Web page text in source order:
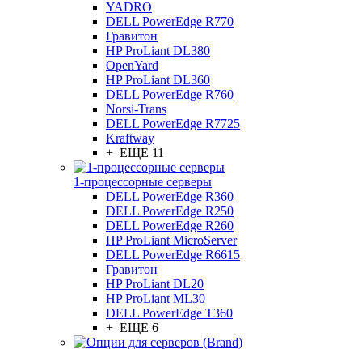
YADRO
DELL PowerEdge R770
Гравитон
HP ProLiant DL380
OpenYard
HP ProLiant DL360
DELL PowerEdge R760
Norsi-Trans
DELL PowerEdge R7725
Kraftway
+ ЕЩЕ 11
1-процессорные серверы
DELL PowerEdge R360
DELL PowerEdge R250
DELL PowerEdge R260
HP ProLiant MicroServer
DELL PowerEdge R6615
Гравитон
HP ProLiant DL20
HP ProLiant ML30
DELL PowerEdge T360
+ ЕЩЕ 6